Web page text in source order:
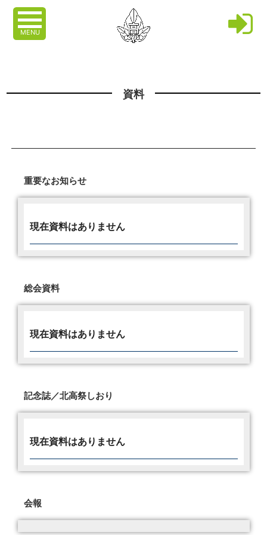
MENU
資料
重要なお知らせ
現在資料はありません
総会資料
現在資料はありません
記念誌／北高祭しおり
現在資料はありません
会報